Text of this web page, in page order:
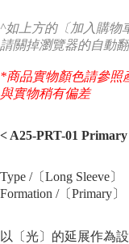
^如上方的〔加入購物
請關掉瀏覽器的自動翻
*商品實物顏色請參照
與實物稍有偏差
< A25-PRT-01
Type /〔Long Sleeve〕
Formation /〔Primary〕
以〔光〕的延展作為設